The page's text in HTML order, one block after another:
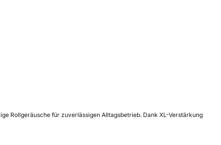
Rollgeräusche für zuverlässigen Alltagsbetrieb. Dank XL-Verstärkung